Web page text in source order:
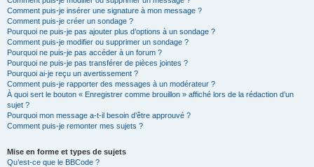
Comment puis-je insérer une signature à mon message ?
Comment puis-je créer un sondage ?
Pourquoi ne puis-je pas ajouter plus d’options à un sondage ?
Comment puis-je modifier ou supprimer un sondage ?
Pourquoi ne puis-je pas accéder à un forum ?
Pourquoi ne puis-je pas transférer de pièces jointes ?
Pourquoi ai-je reçu un avertissement ?
Comment puis-je rapporter des messages à un modérateur ?
À quoi sert le bouton « Enregistrer comme brouillon » affiché lors de la rédaction d’un
sujet ?
Pourquoi mon message a-t-il besoin d’être approuvé ?
Comment puis-je remonter mes sujets ?
Mise en forme et types de sujets
Qu’est-ce que le BBCode ?